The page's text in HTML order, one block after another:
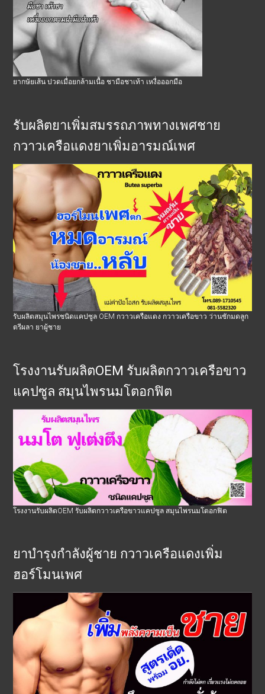
ยากษัยเส้น ปวดเมื่อยกล้ามเนื้อ ชามือชาเท้า เหงื่อออกมือ
รับผลิตยาเพิ่มสมรรถภาพทางเพศชาย
กวาวเครือแดงยาเพิ่มอารมณ์เพศ
รับผลิตสมุนไพรชนิดแคปซูล OEM กวาวเครือแดง กวาวเครือขาว ว่านชักมดลูก
ตรีผลา ยาผู้ชาย
โรงงานรับผลิตOEM รับผลิตกวาวเครือขาว
แคปซูล สมุนไพรนมโตอกฟิต
โรงงานรับผลิตOEM รับผลิตกวาวเครือขาวแคปซูล สมุนไพรนมโตอกฟิต
ยาบำรุงกำลังผู้ชาย กวาวเครือแดงเพิ่ม
ฮอร์โมนเพศ